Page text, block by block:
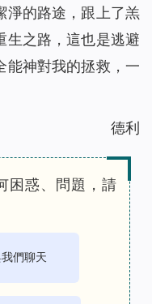
淨的路途，跟上了羔
生之路，這也是逃避
能神對我的拯救，一
德利
困惑、問題，請
們聊天